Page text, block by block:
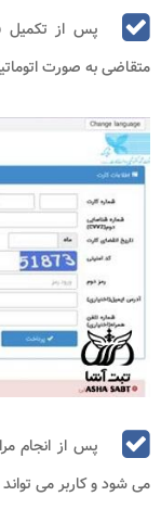
پس از تکمیل
متقاضی به صورت
پس از انجام
می شود و کاربر می تواند